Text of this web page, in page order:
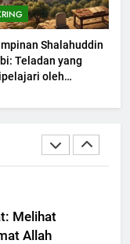
Shalahuddin
Teladan yang
oleh
Bulan
Bersejarah
Mengapa Orang
Pernah
Melihat
Allah